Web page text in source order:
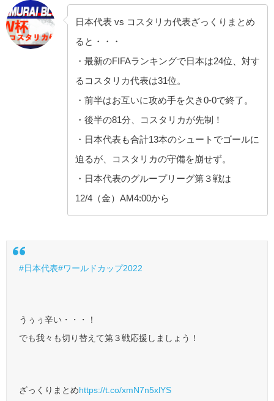
日本代表 vs コスタリカ代表ざっくりまとめ
ると・・・
・最新のFIFAランキングで日本は24位、対す
るコスタリカ代表は31位。
・前半はお互いに攻め手を欠き0-0で終了。
・後半の81分、コスタリカが先制！
・日本代表も合計13本のシュートでゴールに
迫るが、コスタリカの守備を崩せず。
・日本代表のグループリーグ第３戦は
12/4（金）AM4:00から
#日本代表#ワールドカップ2022
うぅぅ辛い・・・！
でも我々も切り替えて第３戦応援しましょう！
ざっくりまとめhttps://t.co/xmN7n5xlYS